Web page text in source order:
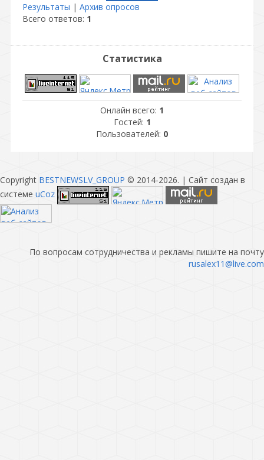
Результаты | Архив опросов
Всего ответов: 1
Статистика
Онлайн всего: 1
Гостей: 1
Пользователей: 0
Copyright BESTNEWSLV_GROUP © 2014-2026. | Сайт создан в
системе uCoz
По вопросам сотрудничества и рекламы пишите на почту
rusalex11@live.com